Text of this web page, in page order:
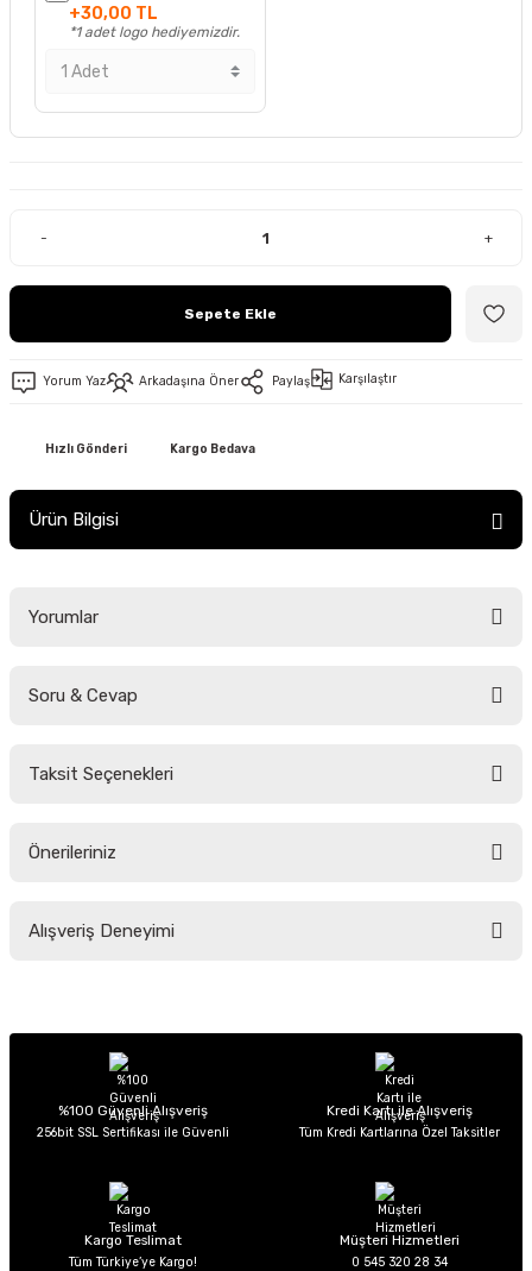
+30,00 TL
*1 adet logo hediyemizdir.
- +
Sepete Ekle
Yorum Yaz Arkadaşına Öner Paylaş Karşılaştır
Hızlı Gönderi Kargo Bedava
Ürün Bilgisi
Yorumlar
Soru & Cevap
Taksit Seçenekleri
Önerileriniz
yetersiz gördüğünüz noktaları öneri formunu kullanarak tarafımıza
Ürün açıklamasında eksik bilgiler bulunuyor.
Ürün bilgilerinde hatalar bulunuyor.
Ürün fiyatı diğer sitelerden daha pahalı.
Alışveriş Deneyimi
Sitemize ilk yorumu siz yapın!
%100 Güvenli Alışveriş
256bit SSL Sertifikası ile Güvenli
Kredi Kartı ile Alışveriş
Tüm Kredi Kartlarına Özel Taksitler
Kargo Teslimat
Tüm Türkiye’ye Kargo!
Müşteri Hizmetleri
0 545 320 28 34